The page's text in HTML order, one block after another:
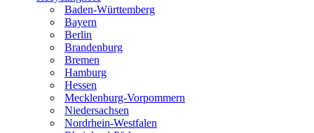
Baden-Württemberg
Bayern
Berlin
Brandenburg
Bremen
Hamburg
Hessen
Mecklenburg-Vorpommern
Niedersachsen
Nordrhein-Westfalen